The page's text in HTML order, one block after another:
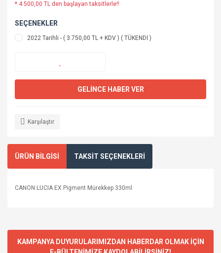
* 4.500,00 TL den başlayan taksitlerle!!
SEÇENEKLER
2022 Tarihli - ( 3.750,00 TL + KDV ) ( TÜKENDİ )
GELİNCE HABER VER
Karşılaştır
ÜRÜN BİLGİSİ TAKSİT SEÇENEKLERİ
CANON LUCIA EX Pigment Mürekkep 330ml
KAMPANYA DUYURULARIMIZDAN HABERDAR OLMAK İÇİN